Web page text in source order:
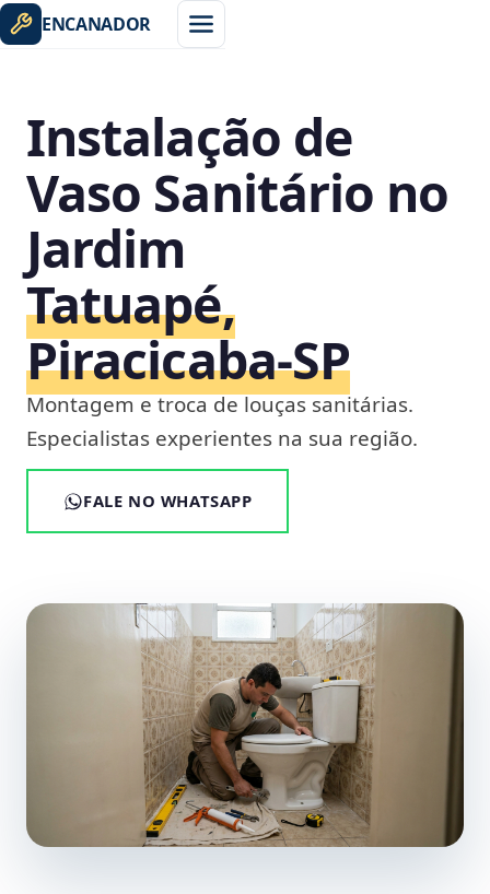
ENCANADOR
Instalação de
Vaso Sanitário no
Jardim
Tatuapé,
Piracicaba‑SP
Montagem e troca de louças sanitárias.
Especialistas experientes na sua região.
FALE NO WHATSAPP